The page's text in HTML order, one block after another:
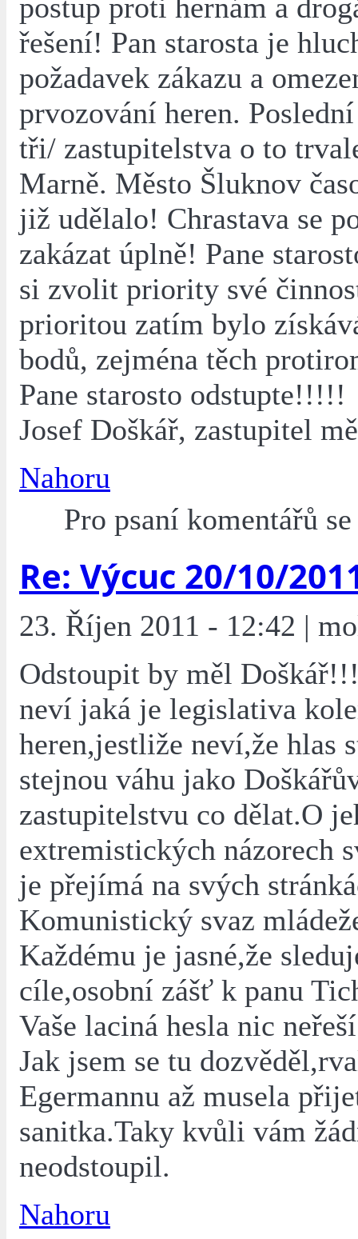
postup proti hernám a
řešení! Pan starosta je
požadavek zákazu a
prvozování heren.
tři/ zastupitelstva o to
Marně. Město Šluknov
již udělalo! Chrastava se
zakázat úplně! Pane
si zvolit priority své
prioritou zatím bylo
bodů, zejména těch
Pane starosto odstupte!!!!!
Josef Doškář, zastupitel
Nahoru
Pro psaní komentářů
Re: Výcuc 20/10/
23. Říjen 2011 - 12:42 |
Odstoupit by měl
neví jaká je legislativa
heren,jestliže neví,že hlas
stejnou váhu jako
zastupitelstvu co dělat.O
extremistických názorech
je přejímá na svých
Komunistický svaz
Každému je jasné,že
cíle,osobní zášť k panu
Vaše laciná hesla nic
Jak jsem se tu
Egermannu až musela
sanitka.Taky kvůli vám
neodstoupil.
Nahoru